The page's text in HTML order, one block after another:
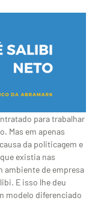
para trabalhar
Mas em apenas
da politicagem e
existia nas
ambiente de empresa
E isso lhe deu
modelo diferenciado